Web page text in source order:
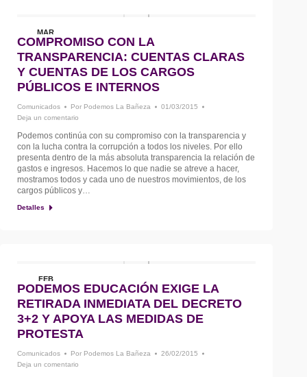
MAR
1
COMPROMISO CON LA
TRANSPARENCIA: CUENTAS CLARAS
Y CUENTAS DE LOS CARGOS
PÚBLICOS E INTERNOS
Comunicados Por Podemos La Bañeza
01/03/2015
Deja un comentario
Podemos continúa con su compromiso con la transparencia y
con la lucha contra la corrupción a todos los niveles. Por ello
presenta dentro de la más absoluta transparencia la relación de
gastos e ingresos. Hacemos lo que nadie se atreve a hacer,
mostramos todos y cada uno de nuestros movimientos, de los
cargos públicos y…
Detalles
FEB
26
PODEMOS EDUCACIÓN EXIGE LA
RETIRADA INMEDIATA DEL DECRETO
3+2 Y APOYA LAS MEDIDAS DE
PROTESTA
Comunicados Por Podemos La Bañeza
26/02/2015
Deja un comentario